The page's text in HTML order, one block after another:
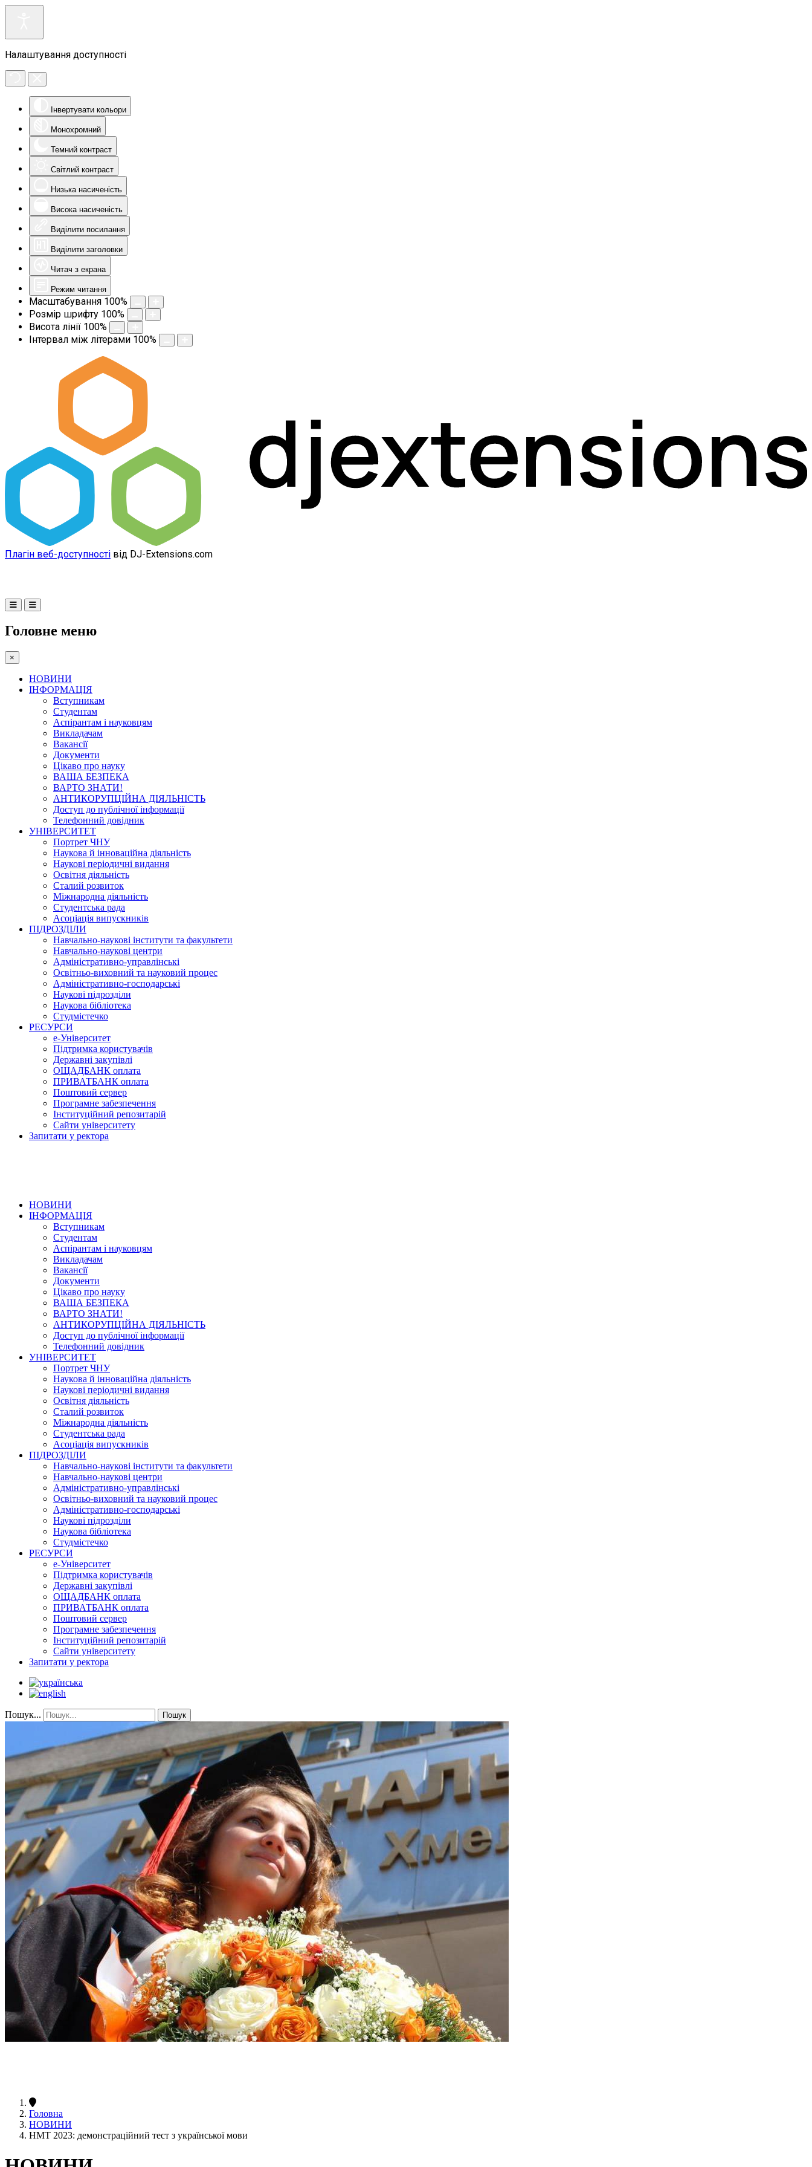
Налаштування доступності
Інвертувати кольори
Монохромний
Темний контраст
Світлий контраст
Низька насиченість
Висока насиченість
Виділити посилання
Виділити заголовки
Читач з екрана
Режим читання
Масштабування 100%
Розмір шрифту 100%
Висота лінії 100%
Інтервал між літерами 100%
Плагін веб-доступності від DJ-Extensions.com
Головне меню
×
НОВИНИ
ІНФОРМАЦІЯ
Вступникам
Студентам
Аспірантам і науковцям
Викладачам
Вакансії
Документи
Цікаво про науку
ВАША БЕЗПЕКА
ВАРТО ЗНАТИ!
АНТИКОРУПЦІЙНА ДІЯЛЬНІСТЬ
Доступ до публічної інформації
Телефонний довідник
УНІВЕРСИТЕТ
Портрет ЧНУ
Наукова й інноваційна діяльність
Наукові періодичні видання
Освітня діяльність
Сталий розвиток
Міжнародна діяльність
Студентська рада
Асоціація випускників
ПІДРОЗДІЛИ
Навчально-наукові інститути та факультети
Навчально-наукові центри
Адміністративно-управлінські
Освітньо-виховний та науковий процес
Адміністративно-господарські
Наукові підрозділи
Наукова бібліотека
Студмістечко
РЕСУРСИ
е-Університет
Підтримка користувачів
Державні закупівлі
ОЩАДБАНК оплата
ПРИВАТБАНК оплата
Поштовий сервер
Програмне забезпечення
Інституційний репозитарій
Сайти університету
Запитати у ректора
НОВИНИ
ІНФОРМАЦІЯ
Вступникам
Студентам
Аспірантам і науковцям
Викладачам
Вакансії
Документи
Цікаво про науку
ВАША БЕЗПЕКА
ВАРТО ЗНАТИ!
АНТИКОРУПЦІЙНА ДІЯЛЬНІСТЬ
Доступ до публічної інформації
Телефонний довідник
УНІВЕРСИТЕТ
Портрет ЧНУ
Наукова й інноваційна діяльність
Наукові періодичні видання
Освітня діяльність
Сталий розвиток
Міжнародна діяльність
Студентська рада
Асоціація випускників
ПІДРОЗДІЛИ
Навчально-наукові інститути та факультети
Навчально-наукові центри
Адміністративно-управлінські
Освітньо-виховний та науковий процес
Адміністративно-господарські
Наукові підрозділи
Наукова бібліотека
Студмістечко
РЕСУРСИ
е-Університет
Підтримка користувачів
Державні закупівлі
ОЩАДБАНК оплата
ПРИВАТБАНК оплата
Поштовий сервер
Програмне забезпечення
Інституційний репозитарій
Сайти університету
Запитати у ректора
Пошук... Пошук
Головна
НОВИНИ
НМТ 2023: демонстраційний тест з української мови